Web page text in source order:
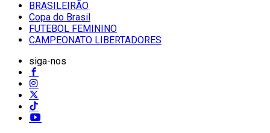
BRASILEIRÃO
Copa do Brasil
FUTEBOL FEMININO
CAMPEONATO LIBERTADORES
siga-nos